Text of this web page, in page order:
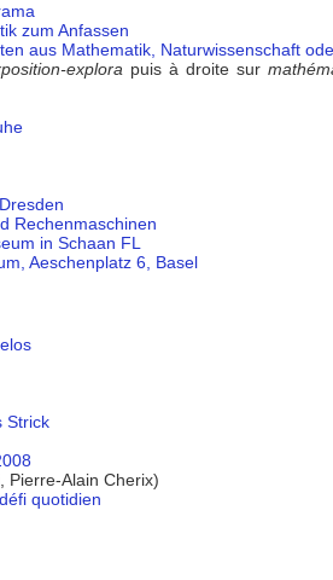
zum Anfassen
aus Mathematik, Naturwissenschaft
explora puis à droite sur
Rechenmaschinen
in Schaan FL
Aeschenplatz 6, Basel
Strick
Pierre-Alain Cherix)
quotidien